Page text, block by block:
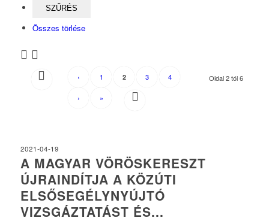
Összes törlése
Oldal 2 tól 6
‹ 1 2 3 4
› »
2021-04-19
A MAGYAR VÖRÖSKERESZT
ÚJRAINDÍTJA A KÖZÚTI
ELSŐSEGÉLYNYÚJTÓ
VIZSGÁZTATÁST ÉS...